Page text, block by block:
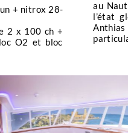
croisière vous fera
Reef et de Gota Abu
marins
cristallines, où
est idéale pour les
et attentif, vous
des moments
découvertes et en
+ nitrox 28-
2 x 100 ch +
O2 et bloc
au
l’état